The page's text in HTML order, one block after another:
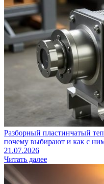
Разборный пластинчатый
почему выбирают и как с
21.07.2026
Читать далее